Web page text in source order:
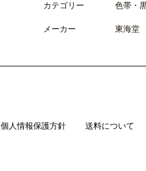
カテゴリー 色帯・
メーカー 東海堂
個人情報保護方針 送料について